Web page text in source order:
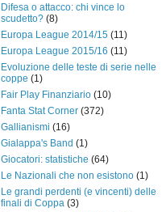
Difesa o attacco: chi vince lo
scudetto? (8)
Europa League 2014/15 (11)
Europa League 2015/16 (11)
Evoluzione delle teste di serie nelle
coppe (1)
Fair Play Finanziario (10)
Fanta Stat Corner (372)
Gallianismi (16)
Gialappa's Band (1)
Giocatori: statistiche (64)
Le Nazionali che non esistono (1)
Le grandi perdenti (e vincenti) delle
finali di Coppa (3)